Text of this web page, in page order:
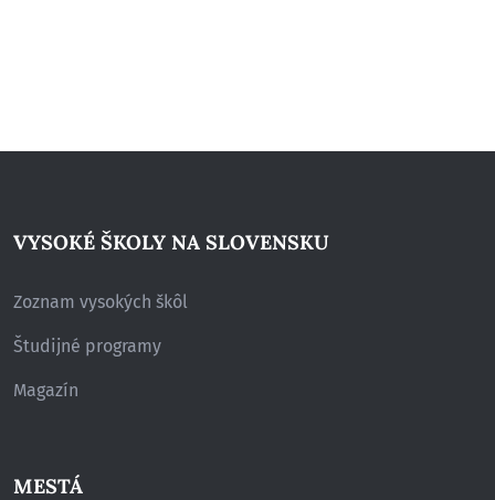
VYSOKÉ ŠKOLY NA SLOVENSKU
Zoznam vysokých škôl
Študijné programy
Magazín
MESTÁ